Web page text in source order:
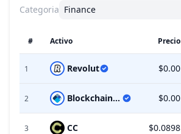
Categoria Finance
# Activo Precio
1 Revolut $0.00
2 Blockchain.com $0.00
3 CC $0.0898